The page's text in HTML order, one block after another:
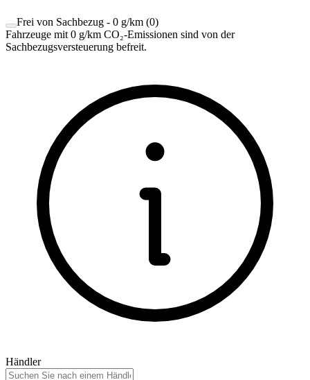
Frei von Sachbezug - 0 g/km (0)
Fahrzeuge mit 0 g/km CO₂-Emissionen sind von der
Sachbezugsversteuerung befreit.
Händler